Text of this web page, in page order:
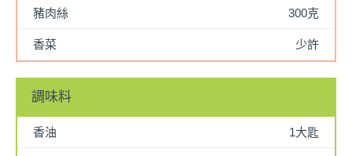
豬肉絲 300克
香菜 少許
調味料
香油 1大匙